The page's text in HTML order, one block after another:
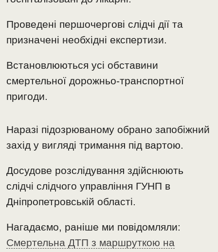
Проведені першочергові слідчі дії та
призначені необхідні експертизи.
Встановлюються усі обставини
смертельної дорожньо-транспортної
пригоди.
Наразі підозрюваному обрано запобіжний
захід у вигляді тримання під вартою.
Досудове розслідування здійснюють
слідчі слідчого управління ГУНП в
Дніпропетровській області.
Нагадаємо, раніше ми повідомляли:
Смертельна ДТП з маршруткою на